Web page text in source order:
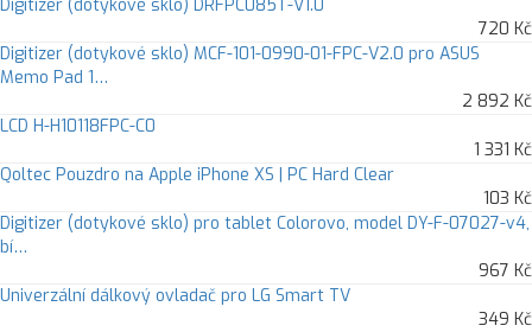
Digitizer (dotykové sklo) DRFPC085T-V1.0
720 Kč
Digitizer (dotykové sklo) MCF-101-0990-01-FPC-V2.0 pro ASUS
Memo Pad 1…
2 892 Kč
LCD H-H10118FPC-C0
1 331 Kč
Qoltec Pouzdro na Apple iPhone XS | PC Hard Clear
103 Kč
Digitizer (dotykové sklo) pro tablet Colorovo, model DY-F-07027-v4,
bí…
967 Kč
Univerzální dálkový ovladač pro LG Smart TV
349 Kč